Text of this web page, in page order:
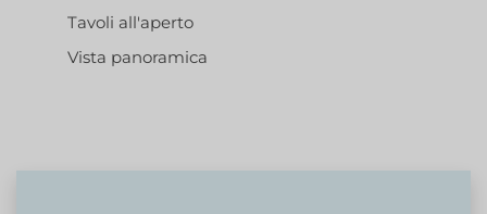
Tavoli all'aperto
Vista panoramica